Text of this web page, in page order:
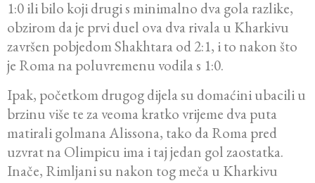
1:0 ili bilo koji drugi s minimalno dva gola razlike,
obzirom da je prvi duel ova dva rivala u Kharkivu
završen pobjedom Shakhtara od 2:1, i to nakon što
je Roma na poluvremenu vodila s 1:0.
Ipak, početkom drugog dijela su domaćini ubacili u
brzinu više te za veoma kratko vrijeme dva puta
matirali golmana Alissona, tako da Roma pred
uzvrat na Olimpicu ima i taj jedan gol zaostatka.
Inače, Rimljani su nakon tog meča u Kharkivu